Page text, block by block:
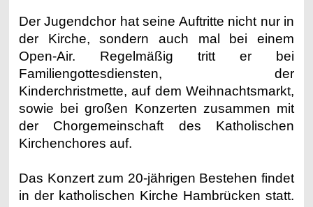
Der Jugendchor hat seine Auftritte nicht nur in
der Kirche, sondern auch mal bei einem
Open-Air. Regelmäßig tritt er bei
Familiengottesdiensten, der
Kinderchristmette, auf dem Weihnachtsmarkt,
sowie bei großen Konzerten zusammen mit
der Chorgemeinschaft des Katholischen
Kirchenchores auf.
Das Konzert zum 20-jährigen Bestehen findet
in der katholischen Kirche Hambrücken statt.